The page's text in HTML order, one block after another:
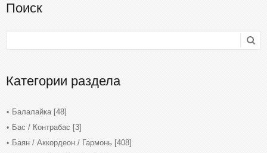
Поиск
Категории раздела
Балалайка [48]
Бас / Контрабас [3]
Баян / Аккордеон / Гармонь [408]